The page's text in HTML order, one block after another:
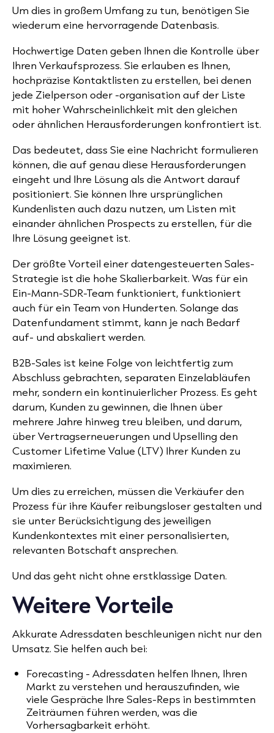
Um dies in großem Umfang zu tun, benötigen Sie
wiederum eine hervorragende Datenbasis.
Hochwertige Daten geben Ihnen die Kontrolle über
Ihren Verkaufsprozess. Sie erlauben es Ihnen,
hochpräzise Kontaktlisten zu erstellen, bei denen
jede Zielperson oder -organisation auf der Liste
mit hoher Wahrscheinlichkeit mit den gleichen
oder ähnlichen Herausforderungen konfrontiert ist.
Das bedeutet, dass Sie eine Nachricht formulieren
können, die auf genau diese Herausforderungen
eingeht und Ihre Lösung als die Antwort darauf
positioniert. Sie können Ihre ursprünglichen
Kundenlisten auch dazu nutzen, um Listen mit
einander ähnlichen Prospects zu erstellen, für die
Ihre Lösung geeignet ist.
Der größte Vorteil einer datengesteuerten Sales-
Strategie ist die hohe Skalierbarkeit. Was für ein
Ein-Mann-SDR-Team funktioniert, funktioniert
auch für ein Team von Hunderten. Solange das
Datenfundament stimmt, kann je nach Bedarf
auf- und abskaliert werden.
B2B-Sales ist keine Folge von leichtfertig zum
Abschluss gebrachten, separaten Einzelabläufen
mehr, sondern ein kontinuierlicher Prozess. Es geht
darum, Kunden zu gewinnen, die Ihnen über
mehrere Jahre hinweg treu bleiben, und darum,
über Vertragserneuerungen und Upselling den
Customer Lifetime Value (LTV) Ihrer Kunden zu
maximieren.
Um dies zu erreichen, müssen die Verkäufer den
Prozess für ihre Käufer reibungsloser gestalten und
sie unter Berücksichtigung des jeweiligen
Kundenkontextes mit einer personalisierten,
relevanten Botschaft ansprechen.
Und das geht nicht ohne erstklassige Daten.
Weitere Vorteile
Akkurate Adressdaten beschleunigen nicht nur den
Umsatz. Sie helfen auch bei:
Forecasting - Adressdaten helfen Ihnen, Ihren
Markt zu verstehen und herauszufinden, wie
viele Gespräche Ihre Sales-Reps in bestimmten
Zeiträumen führen werden, was die
Vorhersagbarkeit erhöht.